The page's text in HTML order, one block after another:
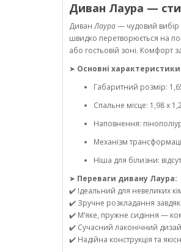
Диван Лаура —
ДиванЛаура— чудовий вибір
швидко перетворюється на
або гостьовій зоні. Комфорт
➤ Основні
Габаритний розмір:
Спальне місце: 1,98 х
Наповнення:
Механізм
Ніша для білизни:
➤ Переваги дивану Лаура:
✔️ Ідеальний для невеликих
✔️ Зручне розкладання
✔️ М’яке, пружне сидіння —
✔️ Сучасний лаконічний
✔️ Надійна конструкція та